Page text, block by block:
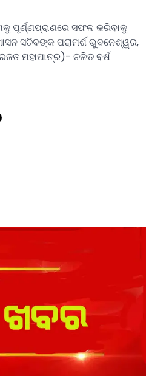
ସଫଳ କରିବାକୁ
ସଚିବଙ୍କ ପରାମର୍ଶ ଭୁବନେଶ୍ୱର,
ମହାପାତ୍ର)- ଚଳିତ ବର୍ଷ